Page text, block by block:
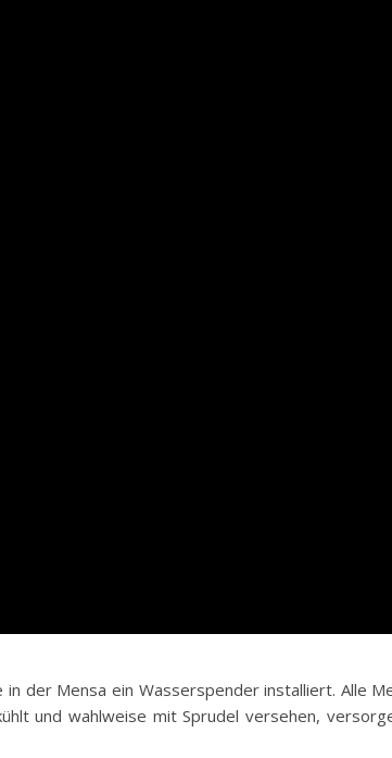
der Mensa ein Wasserspender installiert. Alle
und wahlweise mit Sprudel versehen,